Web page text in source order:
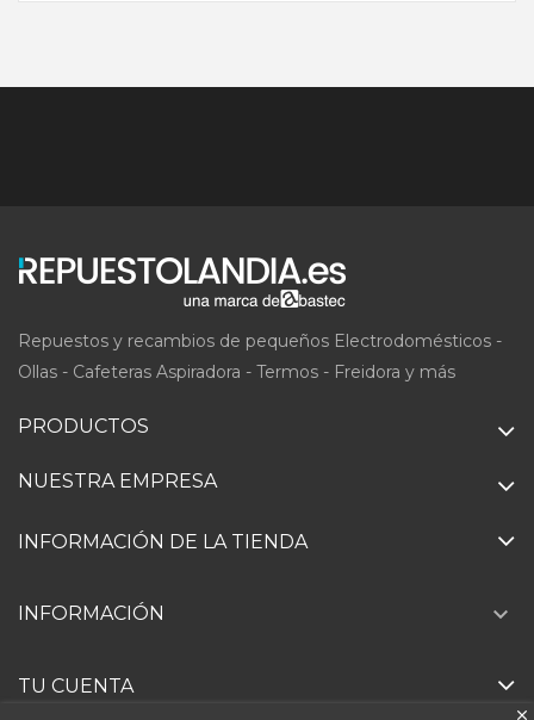
Repuestos y recambios de pequeños Electrodomésticos -
Ollas - Cafeteras Aspiradora - Termos - Freidora y más
PRODUCTOS
NUESTRA EMPRESA
INFORMACIÓN DE LA TIENDA
INFORMACIÓN 
TU CUENTA